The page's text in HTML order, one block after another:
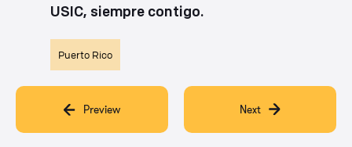
USIC, siempre contigo.
Puerto Rico
Preview Next